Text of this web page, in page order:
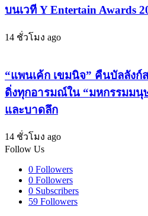
บนเวที Y Entertain Awards
14 ชั่วโมง ago
“แพนเค้ก เขมนิจ” คืนบัลลัง
ดิ่งทุกอารมณ์ใน “มหกรรมมนุ
และบาดลึก
14 ชั่วโมง ago
Follow Us
0 Followers
0 Followers
0 Subscribers
59 Followers